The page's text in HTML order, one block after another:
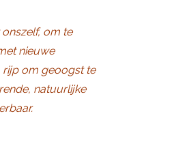
om te
nieuwe
rijp om geoogst te
natuurlijke